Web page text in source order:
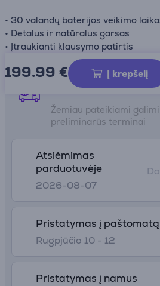
• 30 valandų baterijos veikimo
• Detalus ir natūralus garsas
• Įtraukianti klausymo patirtis
199.99 € Į krepšelį
Pristatymo būdai
Žemiau pateikiami
preliminarūs terminai
Atsiėmimas
parduotuvėje
2026-08-07
Pristatymas į paštomatą
Rugpjūčio 10 - 12
Pristatymas į namus